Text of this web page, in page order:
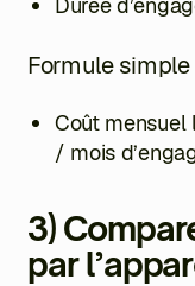
Formule
Coût mensuel
/ mois
3)
par